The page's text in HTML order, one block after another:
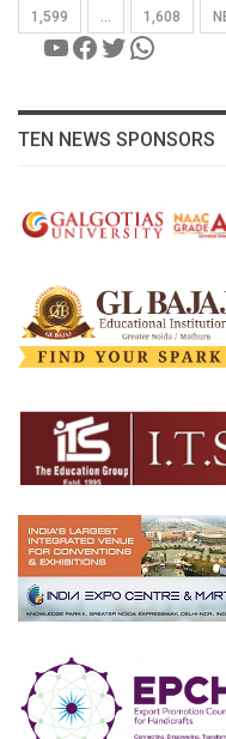
1,599 … 1,608
YouTube
Facebook
Twitter
TEN NEWS SPONSORS